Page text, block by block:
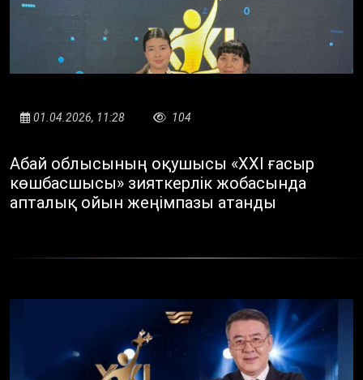
01.04.2026, 11:28 104
Абай облысының оқушысы «XXI ғасыр
көшбасшысы» зияткерлік жобасында
апталық ойын жеңімпазы атанды